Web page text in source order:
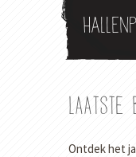
LAATSTE
Ontdek het